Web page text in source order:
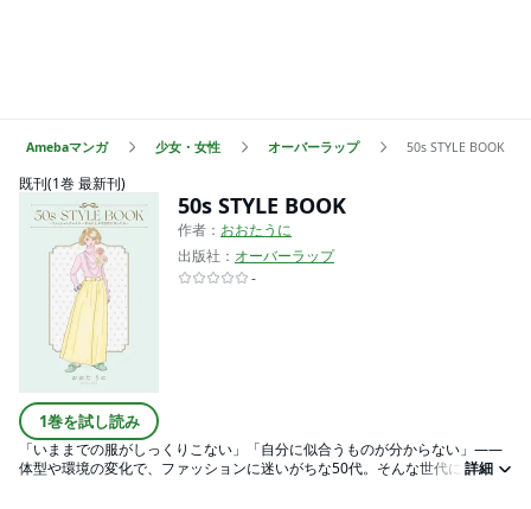
Amebaマンガ 少女・女性 オーバーラップ 50s STYLE BOOK
既刊(1巻 最新刊)
1巻を試し読み
50s STYLE BOOK
作者： おおたうに
出版社： オーバーラップ
-
「いままでの服がしっくりこない」「自分に似合うものが分からない」——
体型や環境の変化で、ファッションに迷いがちな50代。そんな世代に向け、
詳細